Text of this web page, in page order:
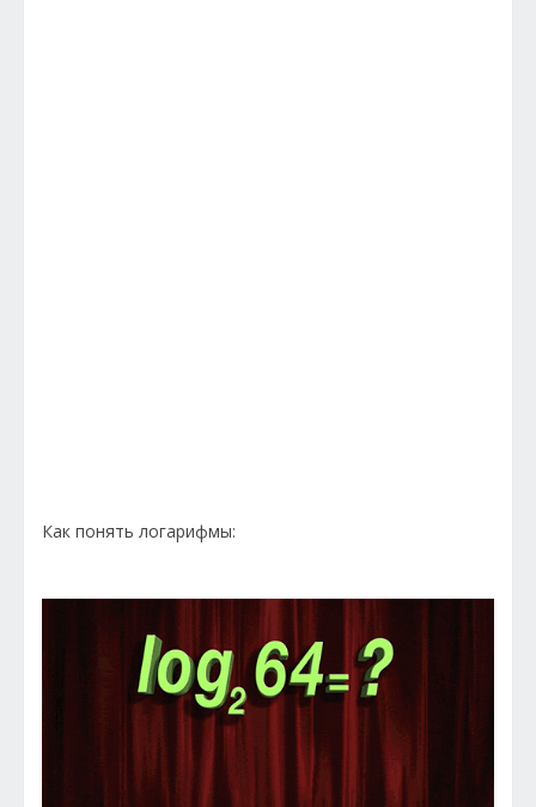
Как понять логарифмы: